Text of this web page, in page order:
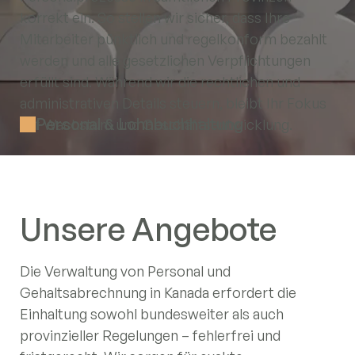
korrekt ein. So stellen wir sicher, dass Ihre
Mitarbeiter pünktlich und regelkonform bezahlt
werden und alle gesetzlichen Verpflichtungen
erfüllt sind. Während wir die rechtlichen und
administrativen Details steuern, bleibt Ihr Fokus
auf Wachstum und Geschäftsentwicklung.
Personal & Lohnbuchhaltung
Unsere Angebote
Die Verwaltung von Personal und
Gehaltsabrechnung in Kanada erfordert die
Einhaltung sowohl bundesweiter als auch
provinzieller Regelungen – fehlerfrei und